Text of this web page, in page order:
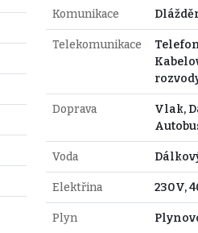
Komunikace
Telekomunikace
Doprava
Vlak,
Voda
Elektřina 230V,
Plyn